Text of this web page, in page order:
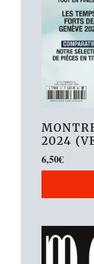
2024
6,50€